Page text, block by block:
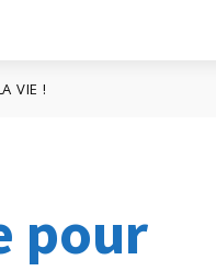
VIE !
pour